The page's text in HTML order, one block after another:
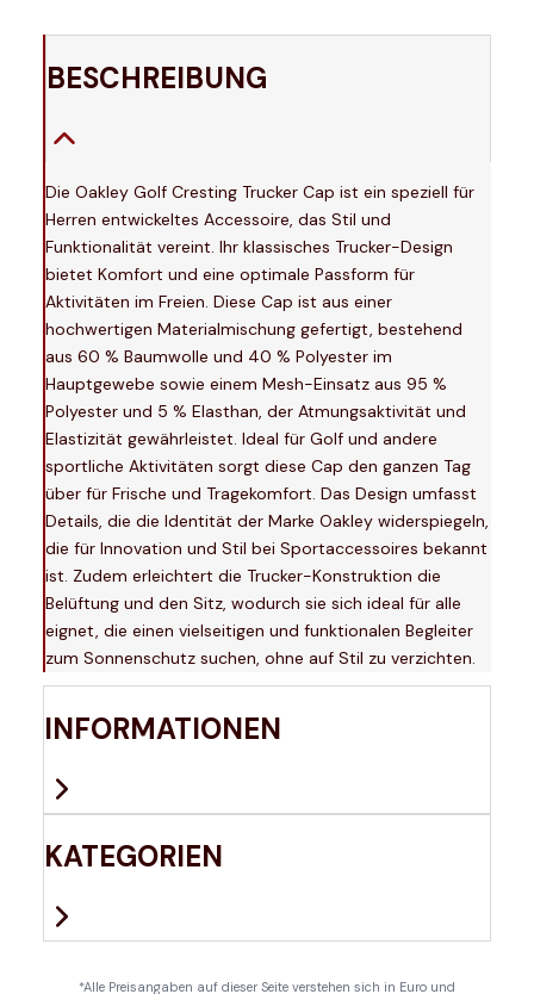
BESCHREIBUNG
Die Oakley Golf Cresting Trucker Cap ist ein speziell für
Herren entwickeltes Accessoire, das Stil und
Funktionalität vereint. Ihr klassisches Trucker-Design
bietet Komfort und eine optimale Passform für
Aktivitäten im Freien. Diese Cap ist aus einer
hochwertigen Materialmischung gefertigt, bestehend
aus 60 % Baumwolle und 40 % Polyester im
Hauptgewebe sowie einem Mesh-Einsatz aus 95 %
Polyester und 5 % Elasthan, der Atmungsaktivität und
Elastizität gewährleistet. Ideal für Golf und andere
sportliche Aktivitäten sorgt diese Cap den ganzen Tag
über für Frische und Tragekomfort. Das Design umfasst
Details, die die Identität der Marke Oakley widerspiegeln,
die für Innovation und Stil bei Sportaccessoires bekannt
ist. Zudem erleichtert die Trucker-Konstruktion die
Belüftung und den Sitz, wodurch sie sich ideal für alle
eignet, die einen vielseitigen und funktionalen Begleiter
zum Sonnenschutz suchen, ohne auf Stil zu verzichten.
INFORMATIONEN
KATEGORIEN
*Alle Preisangaben auf dieser Seite verstehen sich in Euro und